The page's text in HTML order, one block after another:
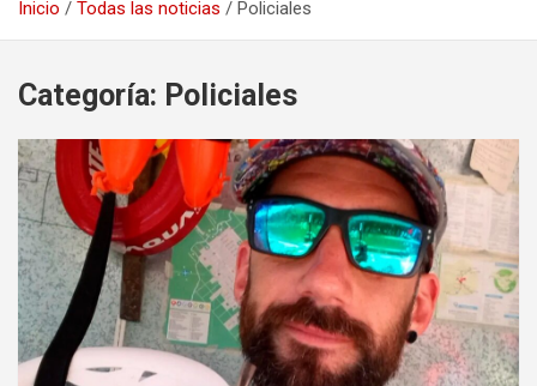
Inicio Todas las noticias Policiales
Categoría: Policiales